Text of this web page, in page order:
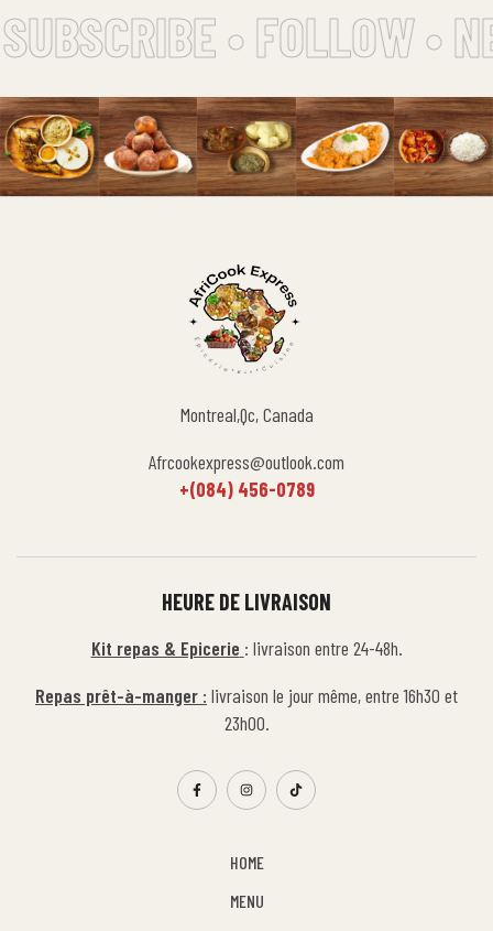
• FOLLOW •
Montreal,Qc, Canada
Afrcookexpress@outlook.com
+(084) 456-0789
HOME
MENU
HEURE DE LIVRAISON
Kit repas & Epicerie : livraison entre 24-48h.
Repas prêt-à-manger : livraison le jour même, entre 16h30 et
23h00.